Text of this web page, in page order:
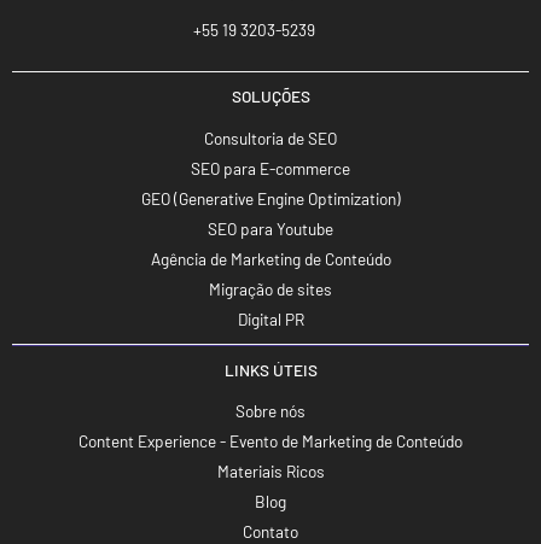
+55 19 3203-5239
SOLUÇÕES
Consultoria de SEO
SEO para E-commerce
GEO (Generative Engine Optimization)
SEO para Youtube
Agência de Marketing de Conteúdo
Migração de sites
Digital PR
LINKS ÚTEIS
Sobre nós
Content Experience - Evento de Marketing de Conteúdo
Materiais Ricos
Blog
Contato